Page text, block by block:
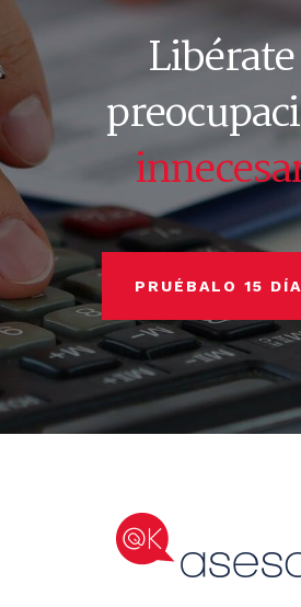
PRUÉBALO 15